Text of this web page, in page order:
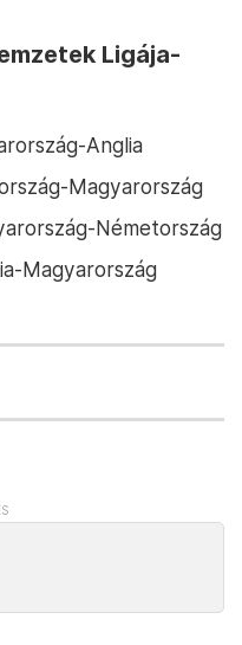
Ligája-
Anglia
Magyarország
Németország
Magyarország